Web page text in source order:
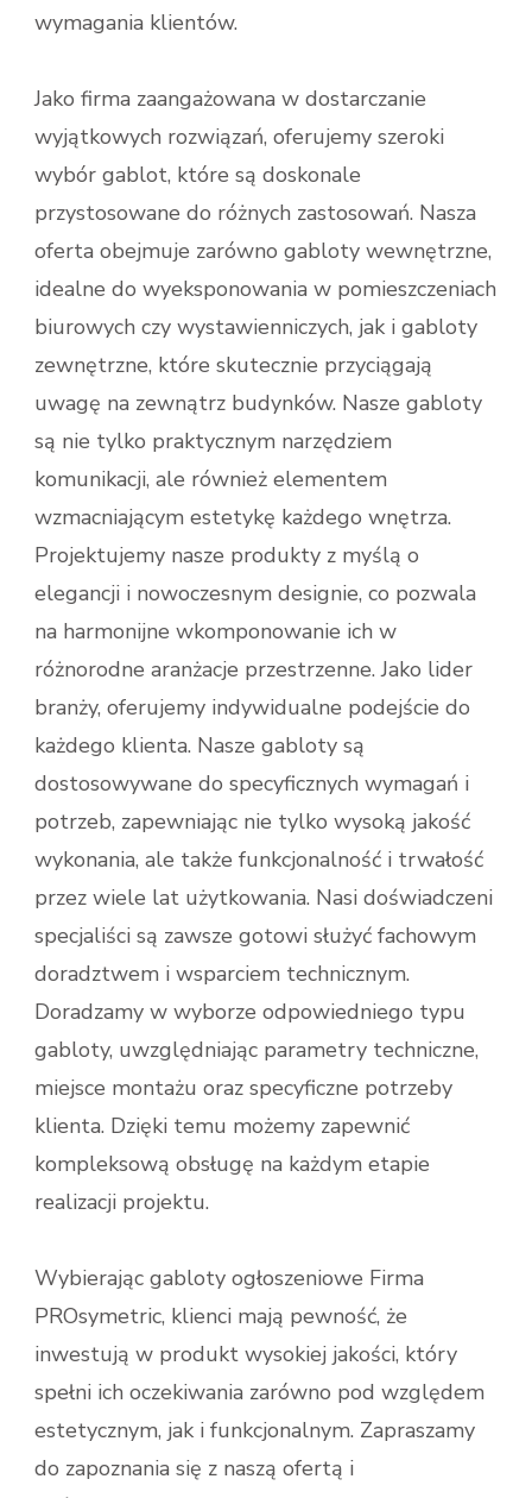
wymagania klientów.
Jako firma zaangażowana w dostarczanie
wyjątkowych rozwiązań, oferujemy szeroki
wybór gablot, które są doskonale
przystosowane do różnych zastosowań. Nasza
oferta obejmuje zarówno gabloty wewnętrzne,
idealne do wyeksponowania w pomieszczeniach
biurowych czy wystawienniczych, jak i gabloty
zewnętrzne, które skutecznie przyciągają
uwagę na zewnątrz budynków. Nasze gabloty
są nie tylko praktycznym narzędziem
komunikacji, ale również elementem
wzmacniającym estetykę każdego wnętrza.
Projektujemy nasze produkty z myślą o
elegancji i nowoczesnym designie, co pozwala
na harmonijne wkomponowanie ich w
różnorodne aranżacje przestrzenne. Jako lider
branży, oferujemy indywidualne podejście do
każdego klienta. Nasze gabloty są
dostosowywane do specyficznych wymagań i
potrzeb, zapewniając nie tylko wysoką jakość
wykonania, ale także funkcjonalność i trwałość
przez wiele lat użytkowania. Nasi doświadczeni
specjaliści są zawsze gotowi służyć fachowym
doradztwem i wsparciem technicznym.
Doradzamy w wyborze odpowiedniego typu
gabloty, uwzględniając parametry techniczne,
miejsce montażu oraz specyficzne potrzeby
klienta. Dzięki temu możemy zapewnić
kompleksową obsługę na każdym etapie
realizacji projektu.
Wybierając gabloty ogłoszeniowe Firma
PROsymetric, klienci mają pewność, że
inwestują w produkt wysokiej jakości, który
spełni ich oczekiwania zarówno pod względem
estetycznym, jak i funkcjonalnym. Zapraszamy
do zapoznania się z naszą ofertą i